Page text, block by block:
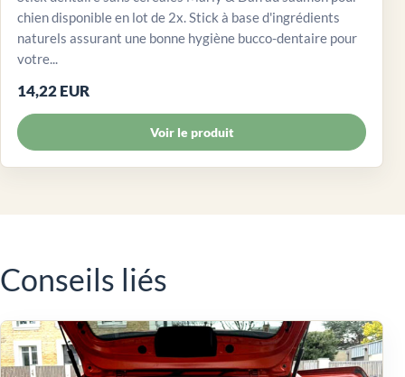
chien disponible en lot de 2x. Stick à base d'ingrédients
naturels assurant une bonne hygiène bucco-dentaire pour
votre...
14,22 EUR
Voir le produit
Conseils liés